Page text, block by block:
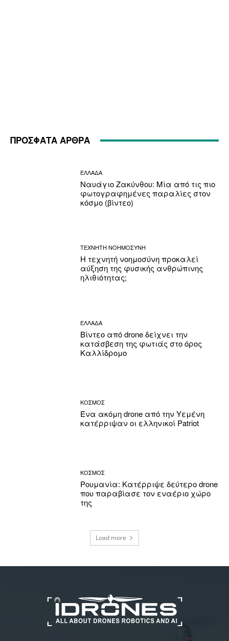
ΠΡΟΣΦΑΤΑ ΑΡΘΡΑ
ΕΛΛΑΔΑ
Ναυάγιο Ζακύνθου: Μία από τις πιο
φωτογραφημένες παραλίες στον
κόσμο (βίντεο)
ΤΕΧΝΗΤΗ ΝΟΗΜΟΣΥΝΗ
Η τεχνητή νοημοσύνη προκαλεί
αύξηση της φυσικής ανθρώπινης
ηλιθιότητας;
ΕΛΛΑΔΑ
Βίντεο από drone δείχνει την
κατάσβεση της φωτιάς στο όρος
Καλλίδρομο
ΚΟΣΜΟΣ
Ένα ακόμη drone από την Υεμένη
κατέρριψαν οι ελληνικοί Patriot
ΚΟΣΜΟΣ
Ρουμανία: Κατέρριψε δεύτερο drone
που παραβίασε τον εναέριο χώρο
της
Load more